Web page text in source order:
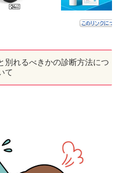
別れるべきかの診断方法につ
て